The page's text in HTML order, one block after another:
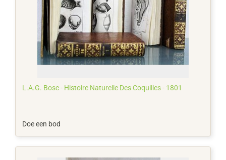
L.A.G. Bosc - Histoire Naturelle Des Coquilles - 1801
Doe een bod